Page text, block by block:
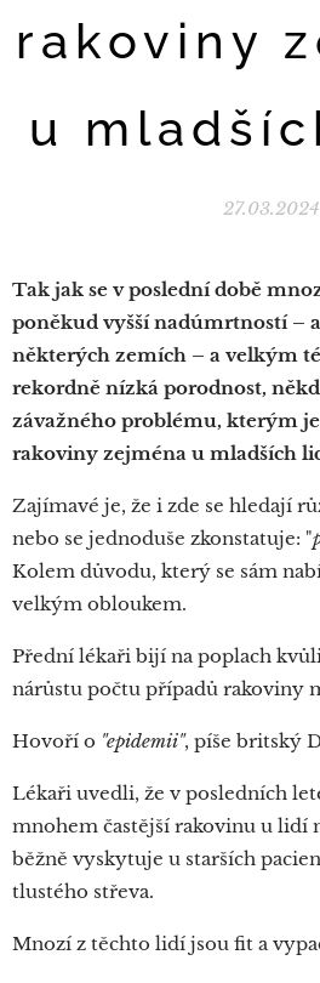
rakoviny
u
27.03.2024
Tak jak se v poslední době
poněkud vyšší nadúmrtností –
některých zemích – a velkým
rekordně nízká porodnost,
závažného problému, kterým
rakoviny zejména u mladších
Zajímavé je, že i zde se hledají
nebo se jednoduše zkonstatuje: "
Kolem důvodu, který se sám
velkým obloukem.
Přední lékaři bijí na poplach
nárůstu počtu případů rakoviny
Hovoří o "epidemii", píše britský
Lékaři uvedli, že v posledních
mnohem častější rakovinu u lidí
běžně vyskytuje u starších
tlustého střeva.
Mnozí z těchto lidí jsou fit a